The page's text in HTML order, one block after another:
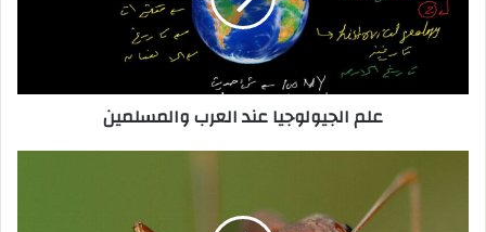
علم الجيولوجيا عند العرب والمسلمين